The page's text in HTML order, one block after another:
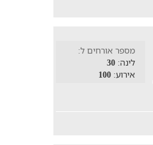
מספר אורחים ל:
לינה:30
אירוע:100